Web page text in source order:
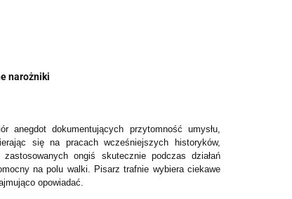
narożniki
anegdot dokumentujących przytomność umysłu,
się na pracach wcześniejszych historyków,
ongiś skutecznie podczas działań
na polu walki. Pisarz trafnie wybiera ciekawe
opowiadać.